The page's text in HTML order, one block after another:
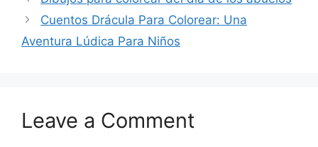
Cuentos Drácula Para Colorear: Una
Aventura Lúdica Para Niños
Leave a Comment